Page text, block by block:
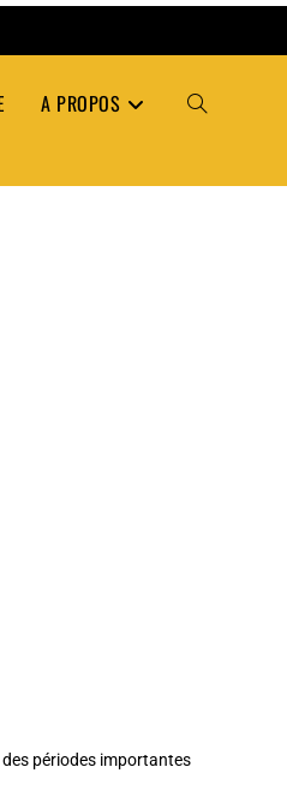
A PROPOS TOGGLE
des périodes importantes